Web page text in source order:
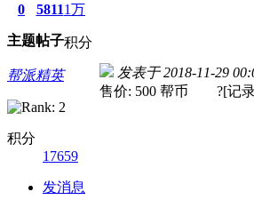
0
主题
5811
帖子
1万
积分
帮派精英
积分
17659
发消息
发表于 2018-11-29
售价: 500 帮币 ?[记